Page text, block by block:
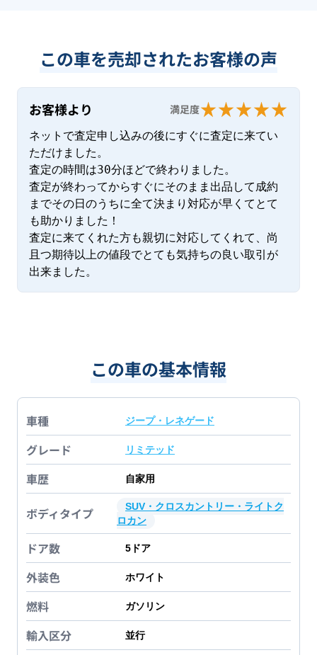
この車を売却されたお客様の声
お客様より 満足度
ネットで査定申し込みの後にすぐに査定に来てい
ただけました。
査定の時間は30分ほどで終わりました。
査定が終わってからすぐにそのまま出品して成約
までその日のうちに全て決まり対応が早くてとて
も助かりました！
査定に来てくれた方も親切に対応してくれて、尚
且つ期待以上の値段でとても気持ちの良い取引が
出来ました。
この車の基本情報
車種 ジープ・レネゲード
グレード リミテッド
車歴 自家用
ボディタイプ
SUV・クロスカントリー・ライトク
ロカン
ドア数 5 ドア
外装色 ホワイト
燃料 ガソリン
輸入区分 並行